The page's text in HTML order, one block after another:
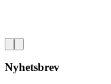
Nyhetsbrev